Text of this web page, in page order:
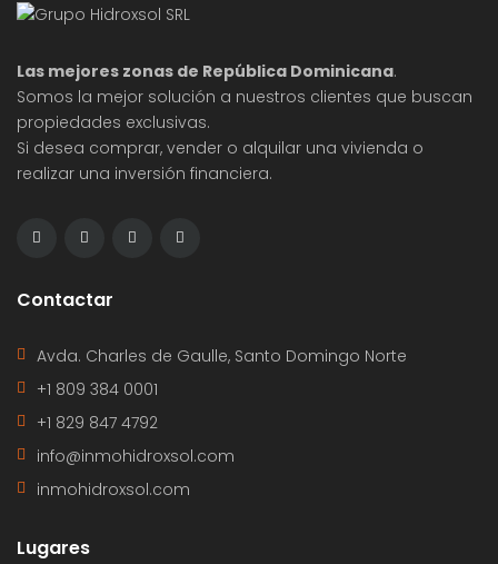
Las mejores zonas de República Dominicana.
Somos la mejor solución a nuestros clientes que buscan
propiedades exclusivas.
Si desea comprar, vender o alquilar una vivienda o
realizar una inversión financiera.
Contactar
Avda. Charles de Gaulle, Santo Domingo Norte
+1 809 384 0001
+1 829 847 4792
info@inmohidroxsol.com
inmohidroxsol.com
Lugares